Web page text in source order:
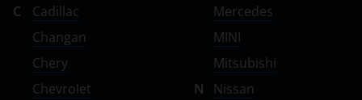
C
Cadillac
Changan
Chery
Chevrolet
Mercedes
MINI
Mitsubishi
N
Nissan